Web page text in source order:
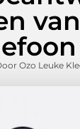
Ozo Leuke